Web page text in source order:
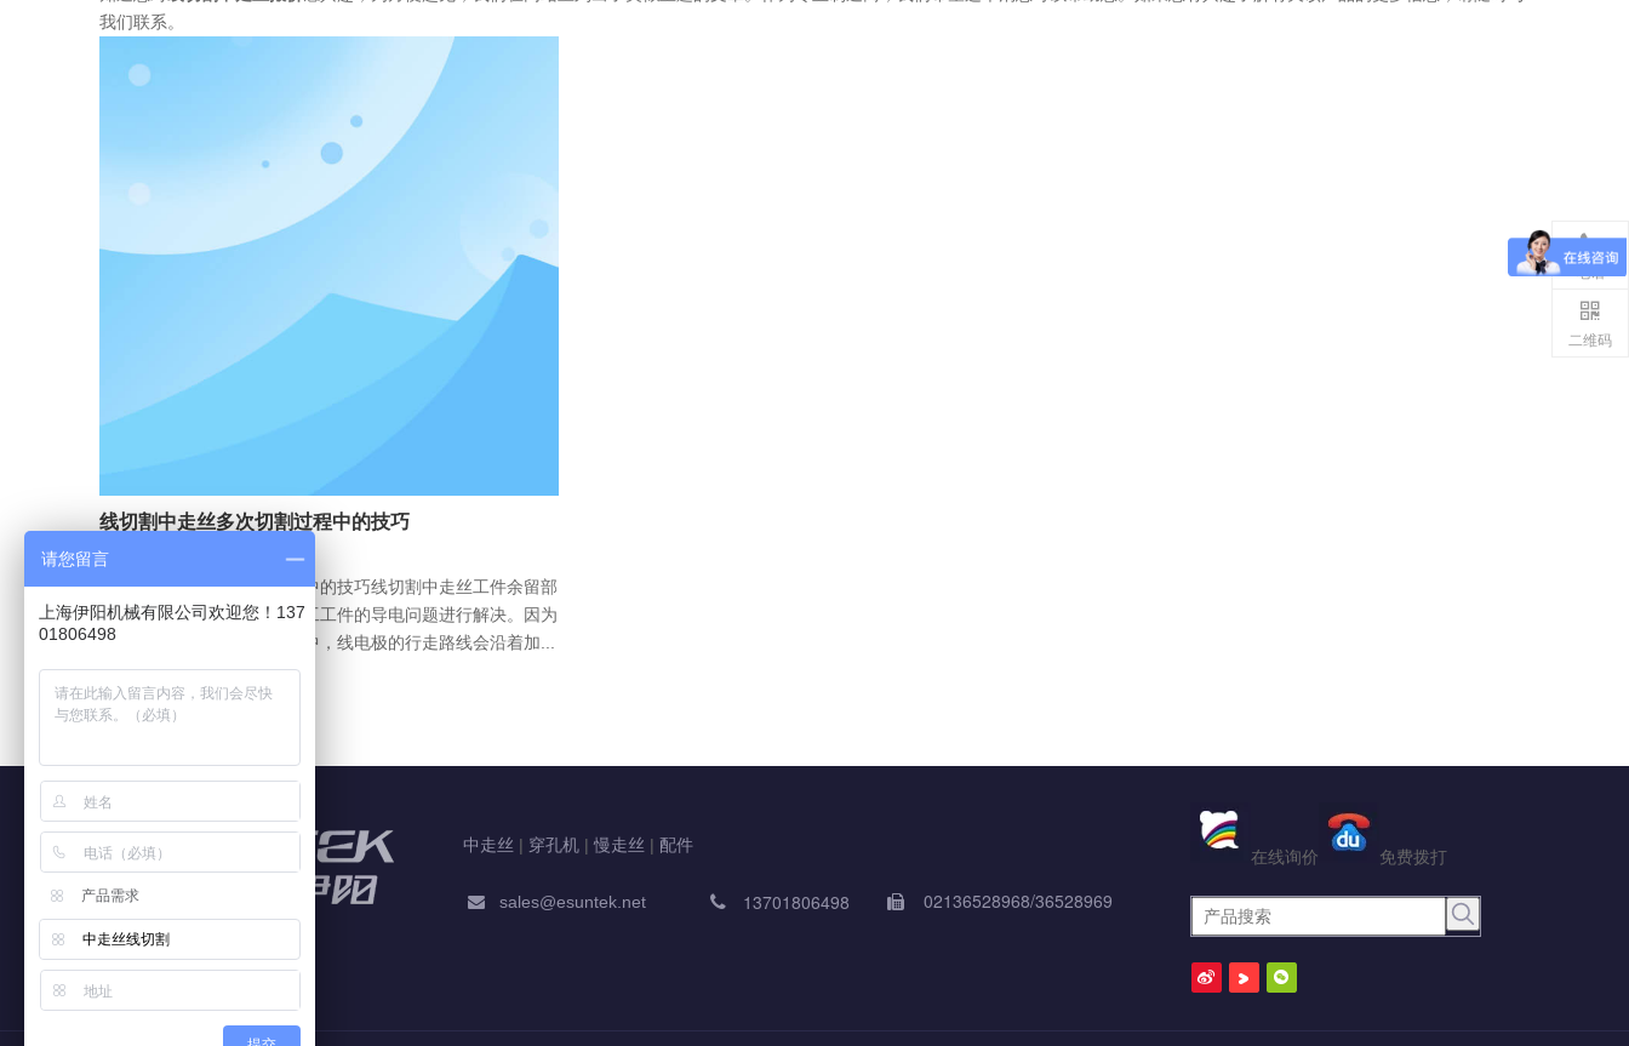
我们联系。
线切割中走丝多次切割过程中的技巧
线切割中走丝多次切割过程中的技巧线切割中走丝工件余留部
分多次切割，需要先对被加工工件的导电问题进行解决。因为
在高精度中走丝线切割机床中，线电极的行走路线会沿着加...
二维码
中走丝 | 穿孔机 | 慢走丝 | 配件
 sales@esuntek.net  13701806498  02136528968/36528969
在线询价 免费拨打
请您留言
上海伊阳机械有限公司欢迎您！137
01806498
产品需求
中走丝线切割